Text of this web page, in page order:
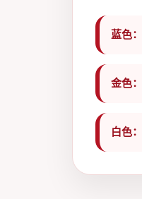
蓝色：
金色：
白色：